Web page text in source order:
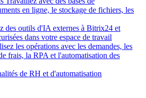
en ligne, le stockage de fichiers, les
des outils d'IA externes à Bitrix24 et
dans votre espace de travail
les opérations avec les demandes, les
frais, la RPA et l'automatisation des
de RH et d'automatisation